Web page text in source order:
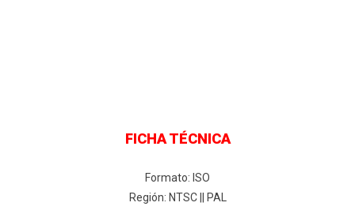
FICHA TÉCNICA
Formato: ISO
Región: NTSC || PAL